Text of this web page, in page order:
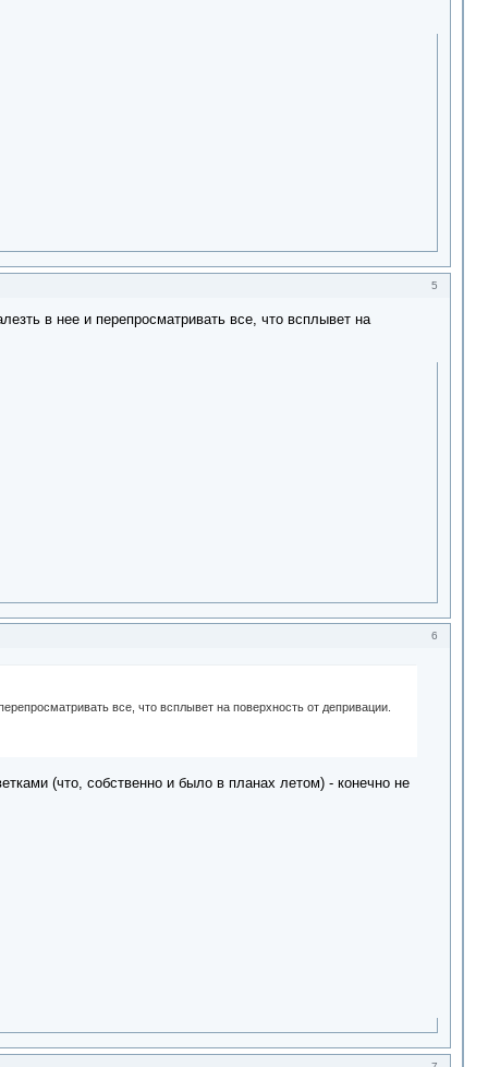
5
в нее и перепросматривать все, что всплывет на
6
все, что всплывет на поверхность от депривации.
(что, собственно и было в планах летом) - конечно не